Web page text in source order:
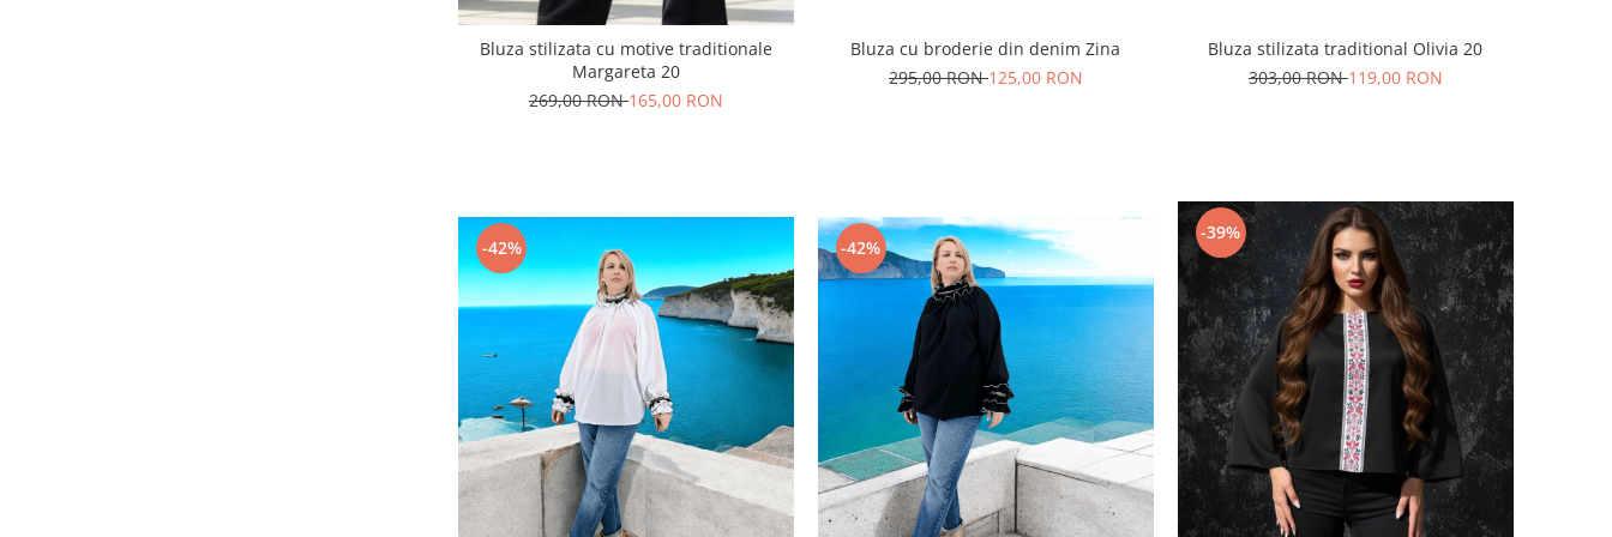
Bluza stilizata cu motive traditionale
Margareta 20
269,00 RON165,00 RON
Bluza cu broderie din denim Zina
295,00 RON125,00 RON
Bluza stilizata traditional Olivia 20
303,00 RON119,00 RON
-42% -42%
-39%